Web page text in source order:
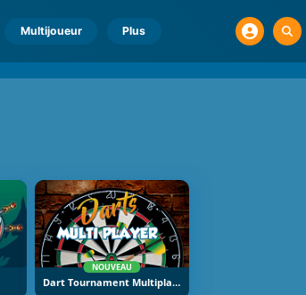
Multijoueur Plus
NOUVEAU
Dart Tournament Multiplayer